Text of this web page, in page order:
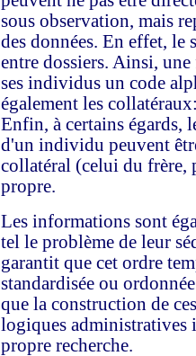
sous observation, mais
des données. En effet, le
entre dossiers. Ainsi,
ses individus un code
également les
Enfin, à certains égards,
d'un individu peuvent
collatéral (celui du frère,
propre.
Les informations sont
tel le problème de leur
garantit que cet ordre
standardisée ou
que la construction de
logiques administratives
propre recherche.